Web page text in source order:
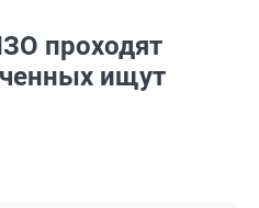
проходят
ищут